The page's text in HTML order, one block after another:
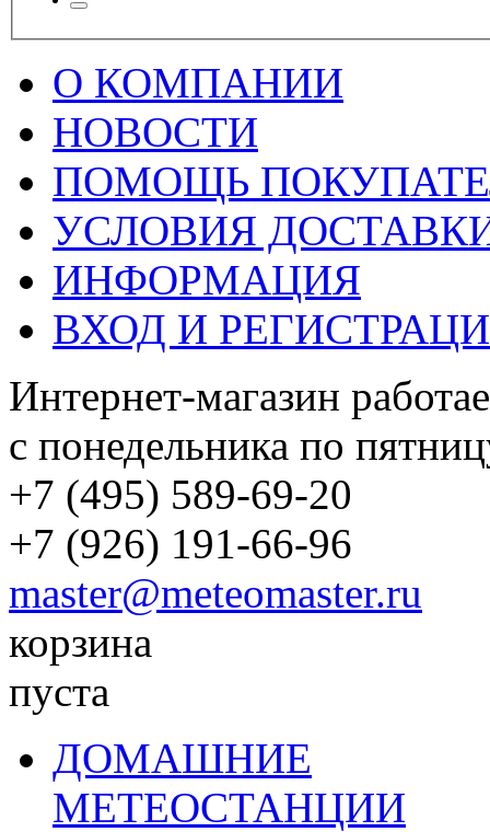
О КОМПАНИИ
НОВОСТИ
ПОМОЩЬ
УСЛОВИЯ
ИНФОРМАЦИЯ
ВХОД И
Интернет-магазин
с понедельника по
+7 (495) 589-69-20
+7 (926) 191-66-96
master@meteomaster.ru
корзина
пуста
ДОМАШНИЕ
МЕТЕОСТАНЦИИ